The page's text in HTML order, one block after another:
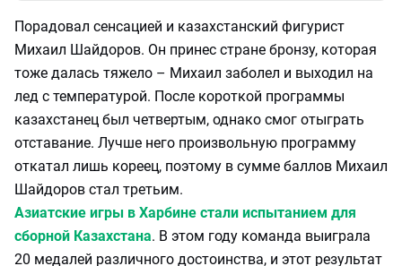
Порадовал сенсацией и казахстанский фигурист
Михаил Шайдоров. Он принес стране бронзу, которая
тоже далась тяжело – Михаил заболел и выходил на
лед с температурой. После короткой программы
казахстанец был четвертым, однако смог отыграть
отставание. Лучше него произвольную программу
откатал лишь кореец, поэтому в сумме баллов Михаил
Шайдоров стал третьим.
Азиатские игры в Харбине стали испытанием для
сборной Казахстана. В этом году команда выиграла
20 медалей различного достоинства, и этот результат